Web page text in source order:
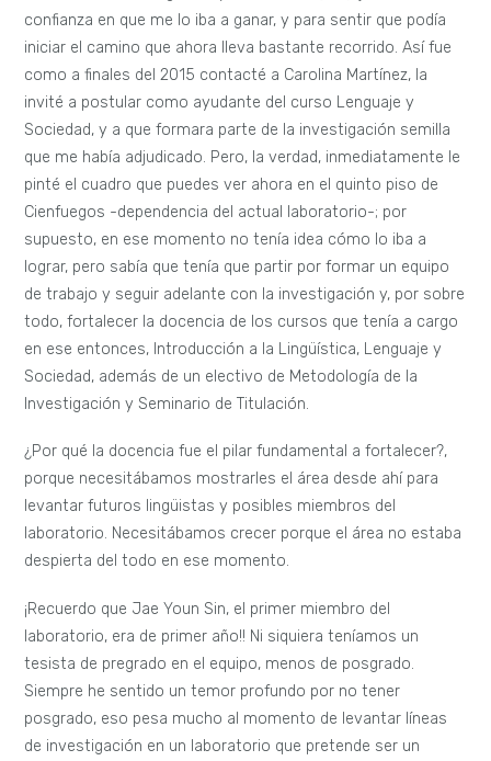
confianza en que me lo iba a ganar, y para sentir que podía
iniciar el camino que ahora lleva bastante recorrido. Así fue
como a finales del 2015 contacté a Carolina Martínez, la
invité a postular como ayudante del curso Lenguaje y
Sociedad, y a que formara parte de la investigación semilla
que me había adjudicado. Pero, la verdad, inmediatamente le
pinté el cuadro que puedes ver ahora en el quinto piso de
Cienfuegos -dependencia del actual laboratorio-; por
supuesto, en ese momento no tenía idea cómo lo iba a
lograr, pero sabía que tenía que partir por formar un equipo
de trabajo y seguir adelante con la investigación y, por sobre
todo, fortalecer la docencia de los cursos que tenía a cargo
en ese entonces, Introducción a la Lingüística, Lenguaje y
Sociedad, además de un electivo de Metodología de la
Investigación y Seminario de Titulación.
¿Por qué la docencia fue el pilar fundamental a fortalecer?,
porque necesitábamos mostrarles el área desde ahí para
levantar futuros lingüistas y posibles miembros del
laboratorio. Necesitábamos crecer porque el área no estaba
despierta del todo en ese momento.
¡Recuerdo que Jae Youn Sin, el primer miembro del
laboratorio, era de primer año!! Ni siquiera teníamos un
tesista de pregrado en el equipo, menos de posgrado.
Siempre he sentido un temor profundo por no tener
posgrado, eso pesa mucho al momento de levantar líneas
de investigación en un laboratorio que pretende ser un